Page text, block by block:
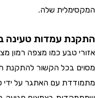
שלה.
עמדות טעינה
טבע כמו מצפה רמון מציעים
בכל הקשור להתקנת
עם האתגר על ידי